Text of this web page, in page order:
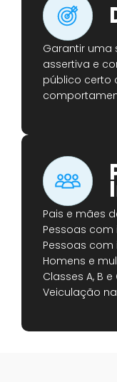
Garantir
assertiva e
público certo
Pais e mães
Pessoas
Pessoas
Homens e
Classes A, B e
Veiculação